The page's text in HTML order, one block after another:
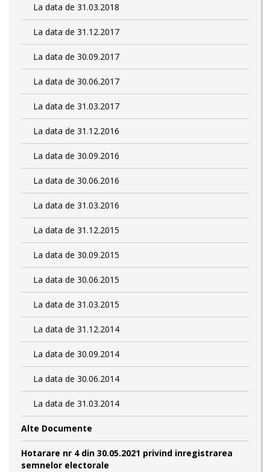
La data de 31.03.2018
La data de 31.12.2017
La data de 30.09.2017
La data de 30.06.2017
La data de 31.03.2017
La data de 31.12.2016
La data de 30.09.2016
La data de 30.06.2016
La data de 31.03.2016
La data de 31.12.2015
La data de 30.09.2015
La data de 30.06.2015
La data de 31.03.2015
La data de 31.12.2014
La data de 30.09.2014
La data de 30.06.2014
La data de 31.03.2014
Alte Documente
Hotarare nr 4 din 30.05.2021 privind inregistrarea
semnelor electorale